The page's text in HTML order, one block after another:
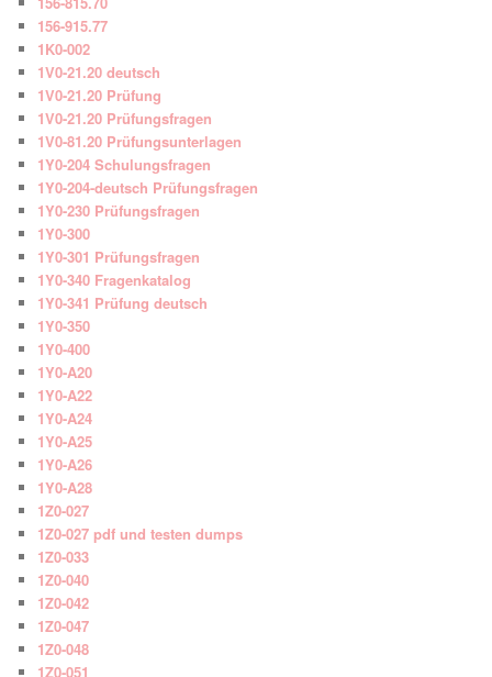
156-915.77
1K0-002
1V0-21.20 deutsch
1V0-21.20 Prüfung
1V0-21.20 Prüfungsfragen
1V0-81.20 Prüfungsunterlagen
1Y0-204 Schulungsfragen
1Y0-204-deutsch Prüfungsfragen
1Y0-230 Prüfungsfragen
1Y0-300
1Y0-301 Prüfungsfragen
1Y0-340 Fragenkatalog
1Y0-341 Prüfung deutsch
1Y0-350
1Y0-400
1Y0-A20
1Y0-A22
1Y0-A24
1Y0-A25
1Y0-A26
1Y0-A28
1Z0-027
1Z0-027 pdf und testen dumps
1Z0-033
1Z0-040
1Z0-042
1Z0-047
1Z0-048
1Z0-051